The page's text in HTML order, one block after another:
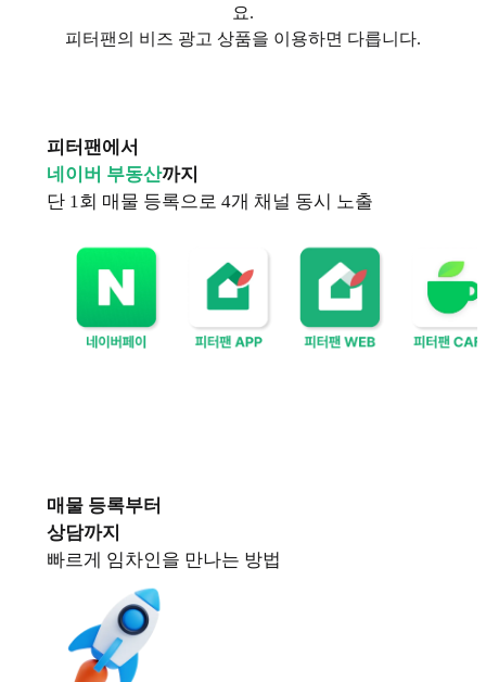
요.
피터팬의 비즈 광고 상품을 이용하면 다릅니다.
피터팬에서
네이버 부동산까지
단 1회 매물 등록으로 4개 채널 동시 노출
매물 등록부터
상담까지
빠르게 임차인을 만나는 방법